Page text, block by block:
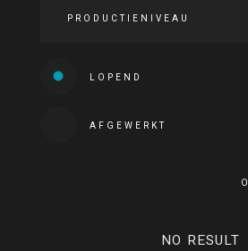
PRODUCTIENIVEAU
LOPEND
AFGEWERKT
NO RESULT